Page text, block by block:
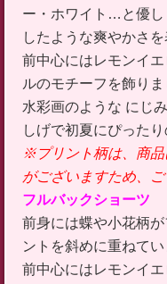
ー・ホワイト…と優し
したような爽やかさを
前中心にはレモンイ
ルのモチーフを飾りま
水彩画のような にじ
しげで初夏にぴった
※プリント柄は、商
がございますため、ご
フルバックショーツ
前身には蝶や小花柄
ントを斜めに重ねてい
前中心にはレモンイ